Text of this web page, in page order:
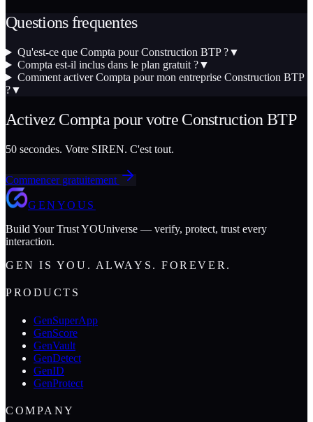
Questions frequentes
Qu'est-ce que Compta pour Construction BTP ?▼
Compta est-il inclus dans le plan gratuit ?▼
Comment activer Compta pour mon entreprise Construction BTP
?▼
Activez Compta pour votre Construction BTP
50 secondes. Votre SIREN. C'est tout.
Commencer gratuitement
GENYOUS
Build Your Trust YOUniverse — verify, protect, trust every
interaction.
GEN IS YOU. ALWAYS. FOREVER.
PRODUCTS
GenSuperApp
GenScore
GenVault
GenDetect
GenID
GenProtect
COMPANY